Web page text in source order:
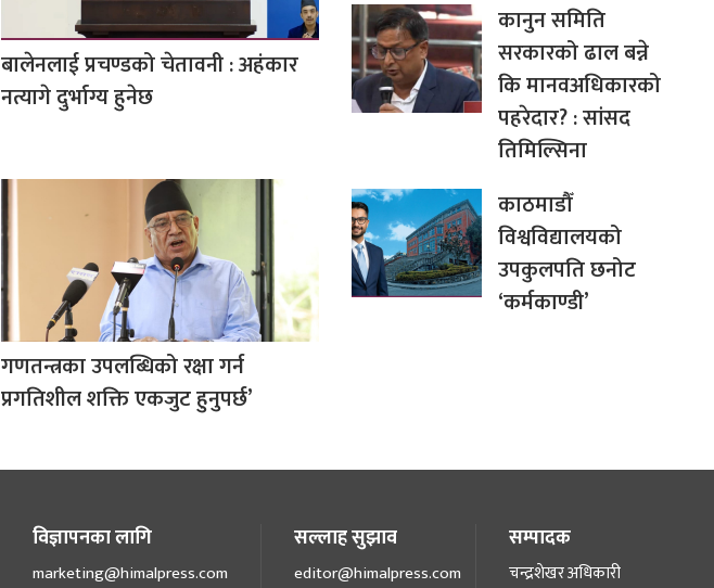
बालेनलाई प्रचण्डको चेतावनी : अहंकार
नत्यागे दुर्भाग्य हुनेछ
गणतन्त्रका उपलब्धिको रक्षा गर्न
प्रगतिशील शक्ति एकजुट हुनुपर्छ’
कानुन समिति
सरकारको ढाल बन्ने
कि मानवअधिकारको
पहरेदार? : सांसद
तिमिल्सिना
काठमाडौँ
विश्वविद्यालयको
उपकुलपति छनोट
‘कर्मकाण्डी’
विज्ञापनका लागि
marketing@himalpress.com
सल्लाह सुझाव
editor@himalpress.com
सम्पादक
चन्द्रशेखर अधिकारी